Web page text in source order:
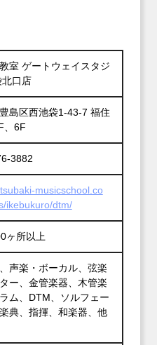
室 ゲートウェイスタジ
北口店
島区西池袋1-43-7 福住
、6F
3882
musicschool.co
ikebukuro/dtm/
ヶ所以上
声楽・ボーカル、弦楽
ー、金管楽器、木管楽
ム、DTM、ソルフェー
典、指揮、和楽器、他